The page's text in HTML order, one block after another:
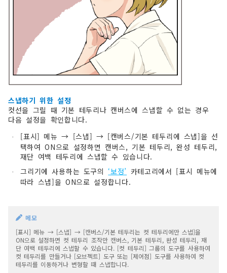
스냅하기 위한 설정
컷선을 그릴 때 기본 테두리나 캔버스에 스냅할 수 없는 경우
다음 설정을 확인합니다.
·
[표시] 메뉴 → [스냅] → [캔버스/기본 테두리에 스냅]을 선
택하여 ON으로 설정하면 캔버스, 기본 테두리, 완성 테두리,
재단 여백 테두리에 스냅할 수 있습니다.
· 그리기에 사용하는 도구의 ‘보정’ 카테고리에서 [표시 메뉴에
따라 스냅]을 ON으로 설정합니다.
메모
[표시] 메뉴 → [스냅] → [캔버스/기본 테두리는 컷 테두리에만 스냅]을
ON으로 설정하면 컷 테두리 조작만 캔버스, 기본 테두리, 완성 테두리, 재
단 여백 테두리에 스냅할 수 있습니다. [컷 테두리] 그룹의 도구를 사용하여
컷 테두리를 만들거나 [오브젝트] 도구 또는 [제어점] 도구를 사용하여 컷
테두리를 이동하거나 변형할 때 스냅합니다.